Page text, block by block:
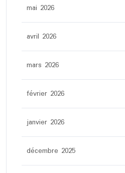
mai 2026
avril 2026
mars 2026
février 2026
janvier 2026
décembre 2025